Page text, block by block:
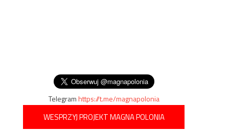
Telegramhttps://t.me/magnapolonia
WESPRZYJ PROJEKT MAGNA POLONIA